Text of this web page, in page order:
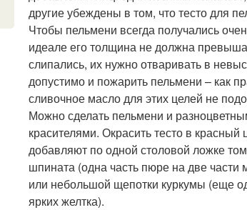
другие убеждены в том, что тесто для
Чтобы пельмени всегда получались
идеале его толщина не должна
слипались, их нужно отваривать в
допустимо и пожарить пельмени – как
сливочное масло для этих целей не
Можно сделать пельмени и
красителями. Окрасить тесто в
добавляют по одной столовой ложке
шпината (одна часть пюре на две
или небольшой щепотки куркумы (еще
ярких желтка).